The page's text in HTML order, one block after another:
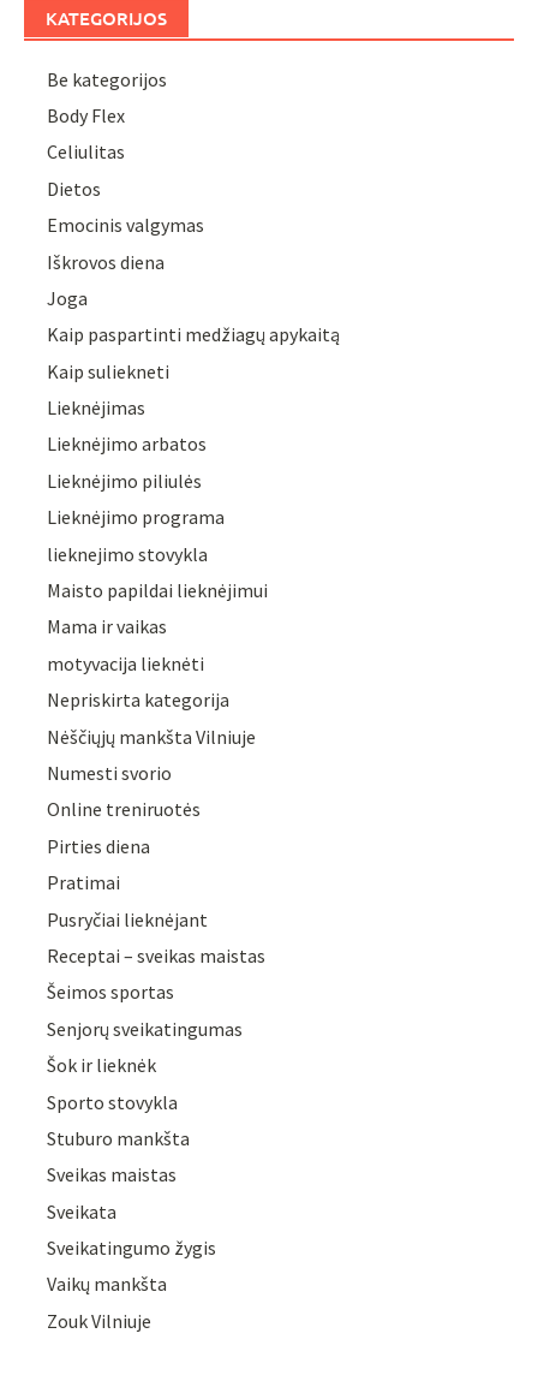
KATEGORIJOS
Be kategorijos
Body Flex
Celiulitas
Dietos
Emocinis valgymas
Iškrovos diena
Joga
Kaip paspartinti medžiagų apykaitą
Kaip suliekneti
Lieknėjimas
Lieknėjimo arbatos
Lieknėjimo piliulės
Lieknėjimo programa
lieknejimo stovykla
Maisto papildai lieknėjimui
Mama ir vaikas
motyvacija lieknėti
Nepriskirta kategorija
Nėščiųjų mankšta Vilniuje
Numesti svorio
Online treniruotės
Pirties diena
Pratimai
Pusryčiai lieknėjant
Receptai – sveikas maistas
Šeimos sportas
Senjorų sveikatingumas
Šok ir lieknėk
Sporto stovykla
Stuburo mankšta
Sveikas maistas
Sveikata
Sveikatingumo žygis
Vaikų mankšta
Zouk Vilniuje